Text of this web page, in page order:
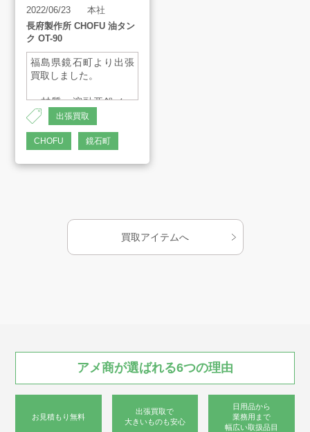
アート工芸事業部/アメプリ！
お問合せ
プライバシーポリシー
古物営業法に基づく表示
2022/06/23
本社
長府製作所 CHOFU 油タン
ク OT-90
福島県鏡石町より出張
買取しました。
・材質：溶融亜鉛メッ
キ鋼板(粉体塗装)
・タンク容量：82L
・質量：16kg
メネジ)
出張買取
CHOFU 鏡石町
買取アイテムへ
アメ商が選ばれる6つの理由
お見積もり無料
出張買取で
大きいものも安心
日用品から
業務用まで
幅広い取扱品目